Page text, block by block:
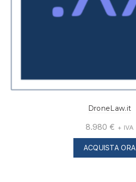
DroneLaw.it
8.980 € + IVA
ACQUISTA ORA